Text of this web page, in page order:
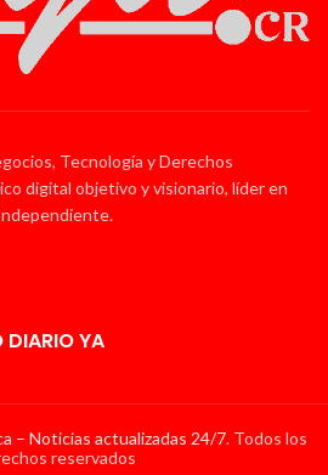
Tecnología y Derechos
digital objetivo y visionario, líder en
DIARIO YA
– Noticias actualizadas 24/7. Todos los
reservados